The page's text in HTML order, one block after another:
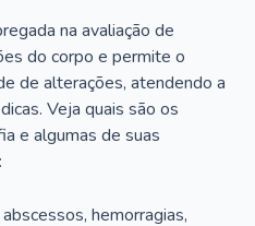
na avaliação de
do corpo e permite o
de alterações, atendendo a
Veja quais são os
e algumas de suas
hemorragias,